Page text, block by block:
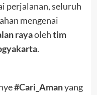
perjalanan, seluruh
mengenai
rayaolehtim
.
#Cari_Amanyang